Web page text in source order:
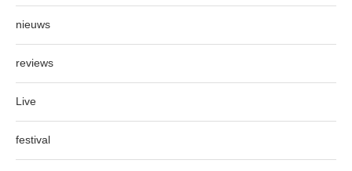
nieuws
reviews
Live
festival